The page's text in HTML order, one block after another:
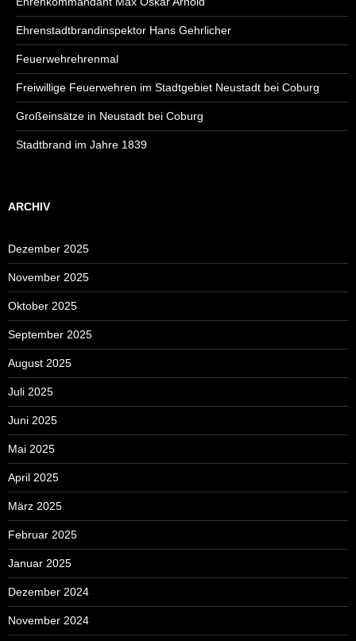
Ehrenstadtbrandinspektor Hans Gehrlicher
Feuerwehrehrenmal
Freiwillige Feuerwehren im Stadtgebiet Neustadt bei Coburg
Großeinsätze in Neustadt bei Coburg
Stadtbrand im Jahre 1839
ARCHIV
Dezember 2025
November 2025
Oktober 2025
September 2025
August 2025
Juli 2025
Juni 2025
Mai 2025
April 2025
März 2025
Februar 2025
Januar 2025
Dezember 2024
November 2024